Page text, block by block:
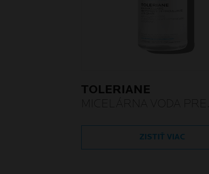
TOLERIANE
MICELÁRNA VODA PRE
ZISTIŤ VIAC